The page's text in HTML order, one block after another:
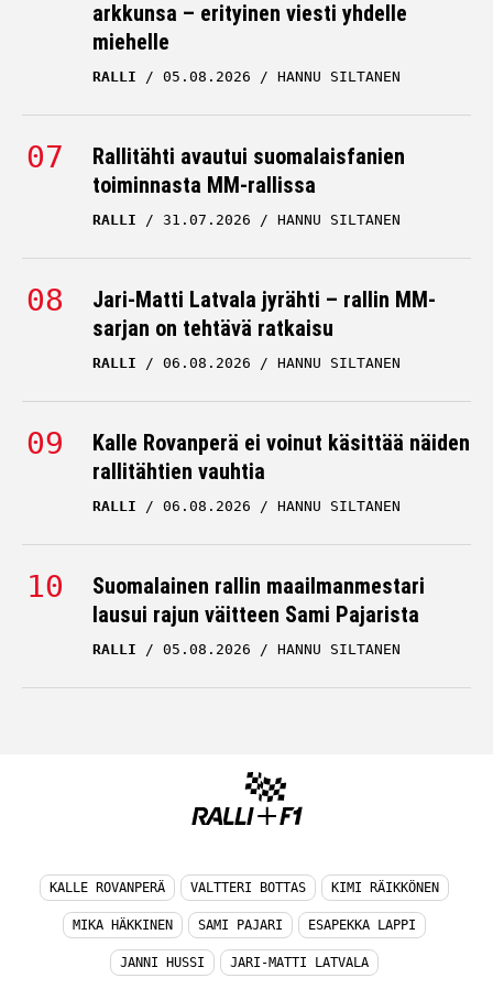
arkkunsa – erityinen viesti yhdelle
miehelle
RALLI 05.08.2026 HANNU SILTANEN
Rallitähti avautui suomalaisfanien
toiminnasta MM-rallissa
RALLI 31.07.2026 HANNU SILTANEN
Jari-Matti Latvala jyrähti – rallin MM-
sarjan on tehtävä ratkaisu
RALLI 06.08.2026 HANNU SILTANEN
Kalle Rovanperä ei voinut käsittää näiden
rallitähtien vauhtia
RALLI 06.08.2026 HANNU SILTANEN
Suomalainen rallin maailmanmestari
lausui rajun väitteen Sami Pajarista
RALLI 05.08.2026 HANNU SILTANEN
KALLE ROVANPERÄ VALTTERI BOTTAS KIMI RÄIKKÖNEN
MIKA HÄKKINEN SAMI PAJARI ESAPEKKA LAPPI
JANNI HUSSI JARI-MATTI LATVALA